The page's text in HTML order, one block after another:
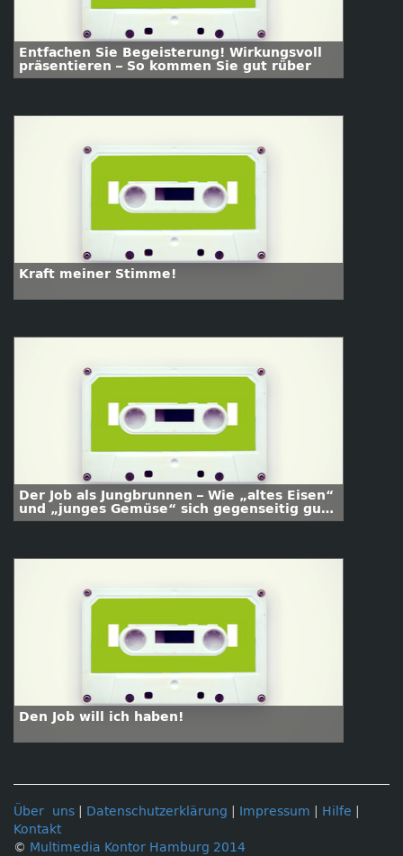
Entfachen Sie Begeisterung! Wirkungsvoll
präsentieren – So kommen Sie gut rüber
Kraft meiner Stimme!
Der Job als Jungbrunnen – Wie „altes Eisen“
und „junges Gemüse“ sich gegenseitig gut
tun
Den Job will ich haben!
Über uns Datenschutzerklärung Impressum Hilfe
Kontakt
© Multimedia Kontor Hamburg 2014